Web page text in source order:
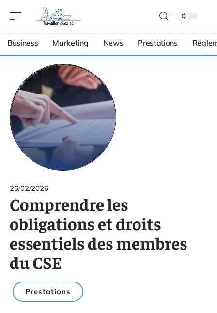
Business Marketing News Prestations
26/02/2026
Comprendre les
obligations et droits
essentiels des membres
du CSE
Prestations